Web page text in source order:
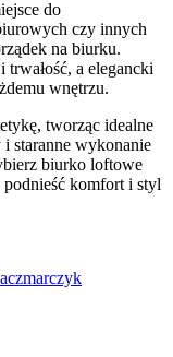
do
czy innych
na biurku.
a elegancki
wnętrzu.
tworząc idealne
i staranne wykonanie
biurko loftowe
komfort i styl